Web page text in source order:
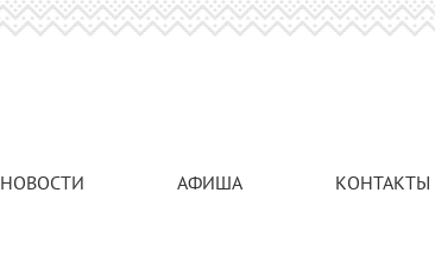
НОВОСТИ АФИША КОНТАКТЫ